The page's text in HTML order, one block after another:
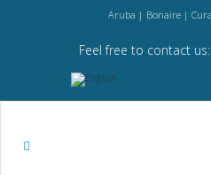
Aruba | Bonaire |
Feel free to contact